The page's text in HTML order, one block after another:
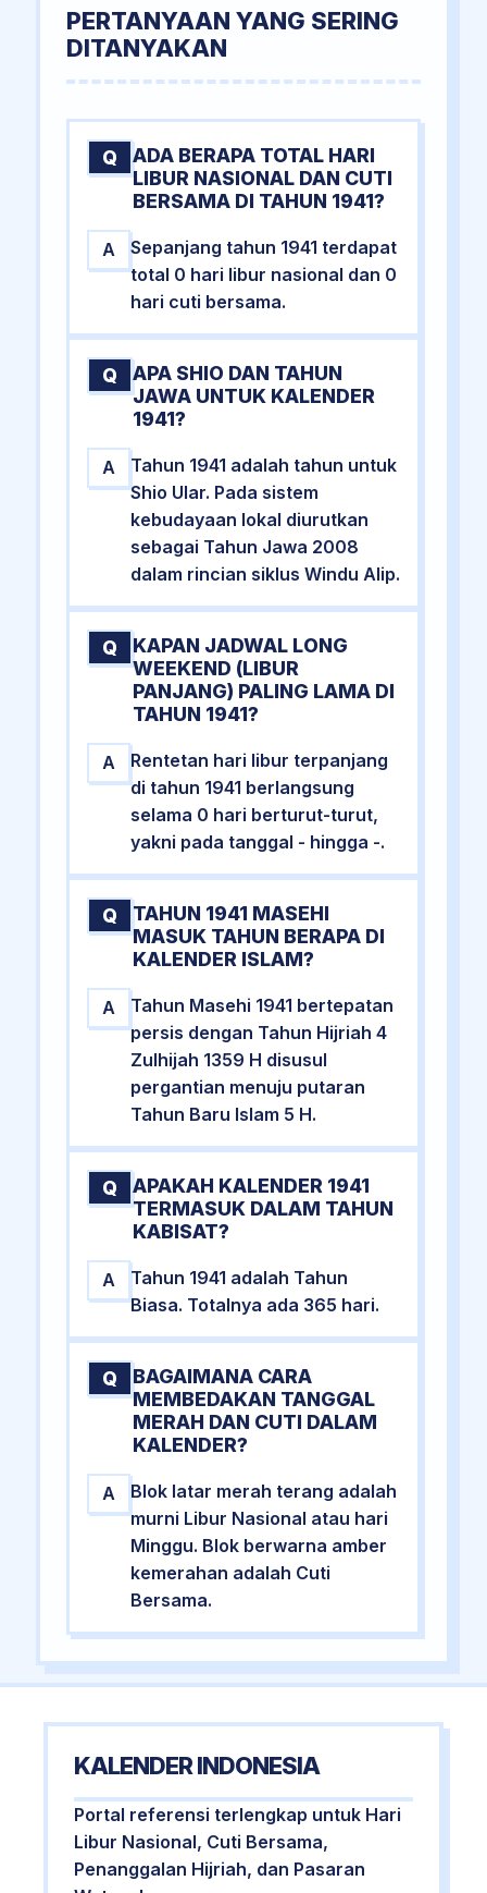
PERTANYAAN YANG SERING
DITANYAKAN
Q
ADA BERAPA TOTAL HARI
LIBUR NASIONAL DAN CUTI
BERSAMA DI TAHUN 1941?
A
Sepanjang tahun 1941 terdapat
total 0 hari libur nasional dan 0
hari cuti bersama.
Q
APA SHIO DAN TAHUN
JAWA UNTUK KALENDER
1941?
A
Tahun 1941 adalah tahun untuk
Shio Ular. Pada sistem
kebudayaan lokal diurutkan
sebagai Tahun Jawa 2008
dalam rincian siklus Windu Alip.
Q
KAPAN JADWAL LONG
WEEKEND (LIBUR
PANJANG) PALING LAMA DI
TAHUN 1941?
A
Rentetan hari libur terpanjang
di tahun 1941 berlangsung
selama 0 hari berturut-turut,
yakni pada tanggal - hingga -.
Q
TAHUN 1941 MASEHI
MASUK TAHUN BERAPA DI
KALENDER ISLAM?
A
Tahun Masehi 1941 bertepatan
persis dengan Tahun Hijriah 4
Zulhijah 1359 H disusul
pergantian menuju putaran
Tahun Baru Islam 5 H.
Q
APAKAH KALENDER 1941
TERMASUK DALAM TAHUN
KABISAT?
A
Tahun 1941 adalah Tahun
Biasa. Totalnya ada 365 hari.
Q
BAGAIMANA CARA
MEMBEDAKAN TANGGAL
MERAH DAN CUTI DALAM
KALENDER?
A
Blok latar merah terang adalah
murni Libur Nasional atau hari
Minggu. Blok berwarna amber
kemerahan adalah Cuti
Bersama.
KALENDER INDONESIA
Portal referensi terlengkap untuk Hari
Libur Nasional, Cuti Bersama,
Penanggalan Hijriah, dan Pasaran